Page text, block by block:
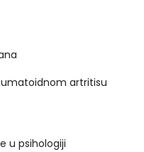
artritisu
u psihologiji